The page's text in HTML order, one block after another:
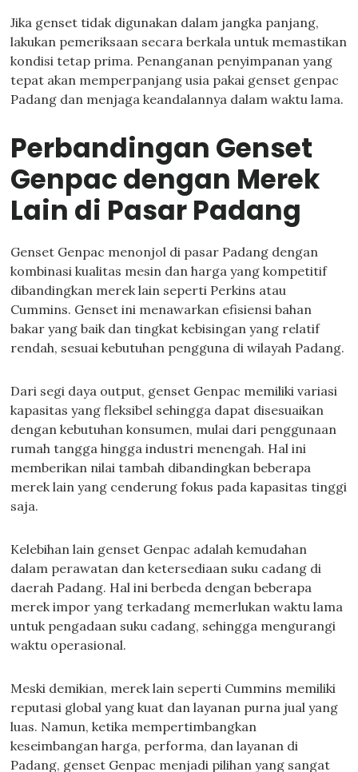
Jika genset tidak digunakan dalam jangka panjang,
lakukan pemeriksaan secara berkala untuk memastikan
kondisi tetap prima. Penanganan penyimpanan yang
tepat akan memperpanjang usia pakai genset genpac
Padang dan menjaga keandalannya dalam waktu lama.
Perbandingan Genset
Genpac dengan Merek
Lain di Pasar Padang
Genset Genpac menonjol di pasar Padang dengan
kombinasi kualitas mesin dan harga yang kompetitif
dibandingkan merek lain seperti Perkins atau
Cummins. Genset ini menawarkan efisiensi bahan
bakar yang baik dan tingkat kebisingan yang relatif
rendah, sesuai kebutuhan pengguna di wilayah Padang.
Dari segi daya output, genset Genpac memiliki variasi
kapasitas yang fleksibel sehingga dapat disesuaikan
dengan kebutuhan konsumen, mulai dari penggunaan
rumah tangga hingga industri menengah. Hal ini
memberikan nilai tambah dibandingkan beberapa
merek lain yang cenderung fokus pada kapasitas tinggi
saja.
Kelebihan lain genset Genpac adalah kemudahan
dalam perawatan dan ketersediaan suku cadang di
daerah Padang. Hal ini berbeda dengan beberapa
merek impor yang terkadang memerlukan waktu lama
untuk pengadaan suku cadang, sehingga mengurangi
waktu operasional.
Meski demikian, merek lain seperti Cummins memiliki
reputasi global yang kuat dan layanan purna jual yang
luas. Namun, ketika mempertimbangkan
keseimbangan harga, performa, dan layanan di
Padang, genset Genpac menjadi pilihan yang sangat